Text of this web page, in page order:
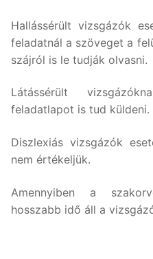
Hallássérült vizsgázók
feladatnál a szöveget a
szájról is le tudják olvasni.
Látássérült
feladatlapot is tud küldeni.
Diszlexiás vizsgázók
nem értékeljük.
Amennyiben a
hosszabb idő áll a